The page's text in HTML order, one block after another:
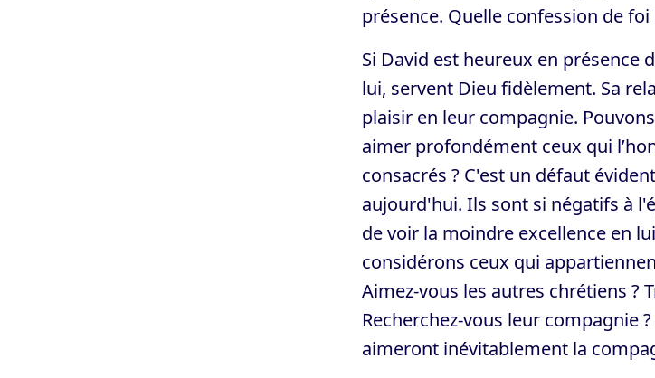
présence. Quelle confession de foi
Si David est heureux en présence
lui, servent Dieu fidèlement. Sa
plaisir en leur compagnie.
aimer profondément ceux qui
consacrés ? C'est un défaut
aujourd'hui. Ils sont si négatifs à
de voir la moindre excellence en
considérons ceux qui
Aimez-vous les autres chrétiens ?
Recherchez-vous leur compagnie
aimeront inévitablement la